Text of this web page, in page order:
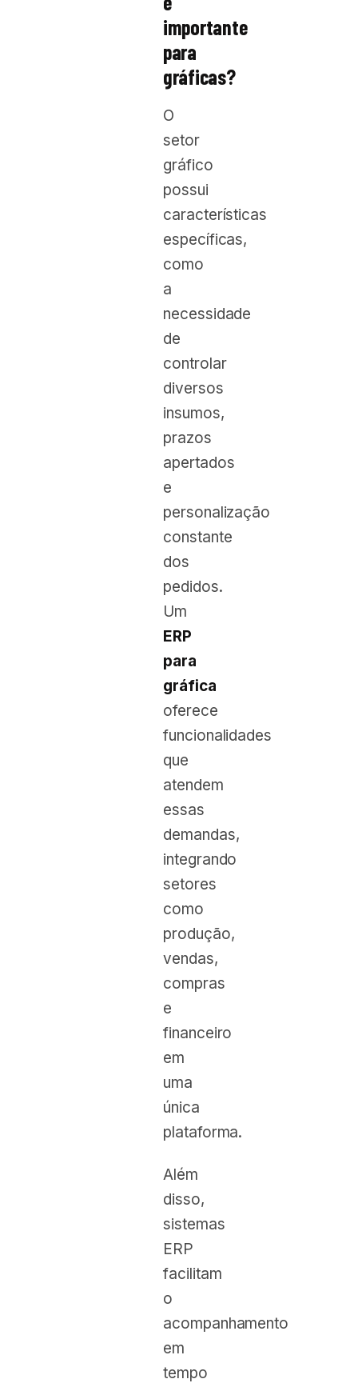
importante
para
gráficas?
O
setor
gráfico
possui
características
específicas,
como
a
necessidade
de
controlar
diversos
insumos,
prazos
apertados
e
personalização
constante
dos
pedidos.
Um
ERP
para
gráfica
oferece
funcionalidades
que
atendem
essas
demandas,
integrando
setores
como
produção,
vendas,
compras
e
financeiro
em
uma
única
plataforma.
Além
disso,
sistemas
ERP
facilitam
o
acompanhamento
em
tempo